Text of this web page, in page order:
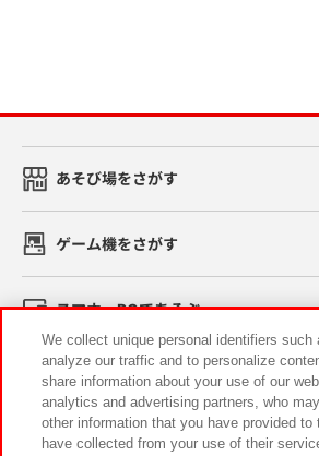
あそび場をさがす
ゲーム機をさがす
スマホ・PCであそぶ
イベント・キャンペーン
We collect unique personal identifiers such
analyze our traffic and to personalize
share information about your use of our
analytics and advertising partners, who
other information that you have provided to
have collected from your use of their